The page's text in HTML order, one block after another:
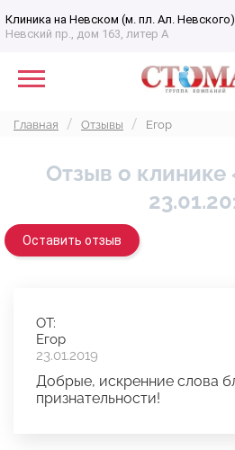
Клиника на Невском (м. пл. Ал. Невского)
Невский пр., дом 163, литер А
Главная Отзывы Егор
Отзыв о
Оставить отзыв
ОТ:
Егор
23.01.2019
Добрые, искренние слова
признательности!